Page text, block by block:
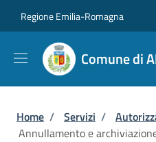
Regione Emilia-Romagna
Comune di
Briciole di
Home / Servizi /
Annullamento e